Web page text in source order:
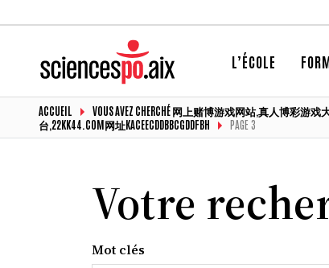
L’ÉCOLE
ACCUEIL
VOUS AVEZ CHERCHÉ 网上赌博游戏网站,真人博彩
台,22KK44.COM网址KACEECDDBBCGDDFBH
PAGE 3
Votre
Mot clés